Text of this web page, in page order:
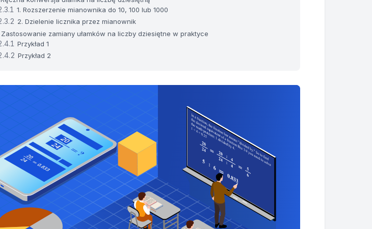
1. Rozszerzenie mianownika do 10, 100 lub 1000
2. Dzielenie licznika przez mianownik
Zastosowanie zamiany ułamków na liczby dziesiętne w praktyce
Przykład 1
Przykład 2